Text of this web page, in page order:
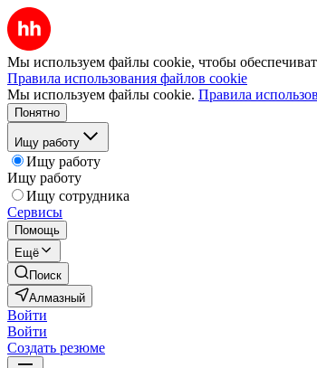
Мы используем файлы cookie, чтобы
Правила использования файлов cookie
Мы используем файлы cookie. Правила
Понятно
Ищу работу
Ищу работу
Ищу работу
Ищу сотрудника
Сервисы
Помощь
Ещё
Поиск
Алмазный
Войти
Войти
Создать резюме